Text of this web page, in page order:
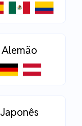
Alemão
Japonês